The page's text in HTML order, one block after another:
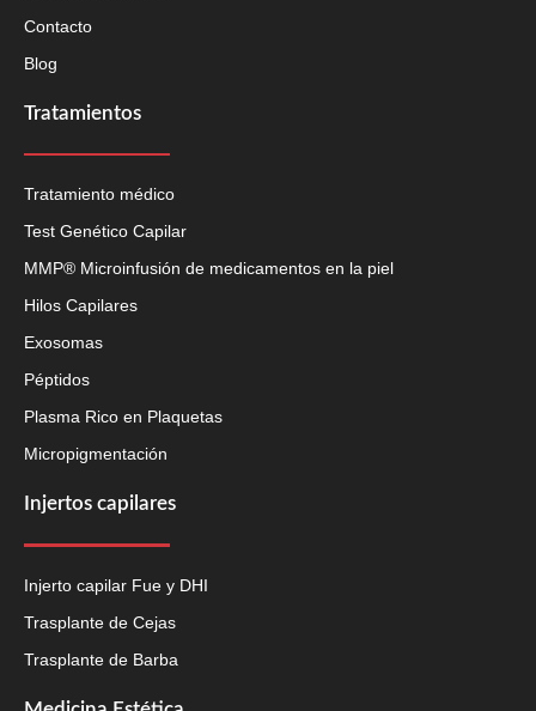
Contacto
Blog
Tratamientos
Tratamiento médico
Test Genético Capilar
MMP® Microinfusión de medicamentos en la piel
Hilos Capilares
Exosomas
Péptidos
Plasma Rico en Plaquetas
Micropigmentación
Injertos capilares
Injerto capilar Fue y DHI
Trasplante de Cejas
Trasplante de Barba